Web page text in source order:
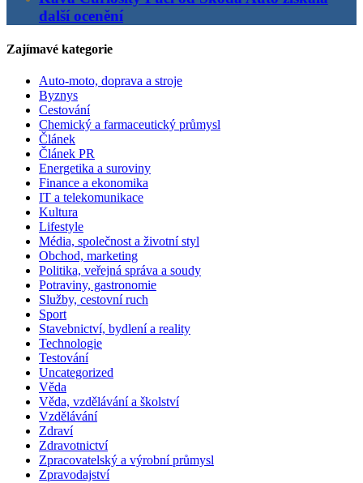
další ocenění
Zajímavé kategorie
Auto-moto, doprava a stroje
Byznys
Cestování
Chemický a farmaceutický průmysl
Článek
Článek PR
Energetika a suroviny
Finance a ekonomika
IT a telekomunikace
Kultura
Lifestyle
Média, společnost a životní styl
Obchod, marketing
Politika, veřejná správa a soudy
Potraviny, gastronomie
Služby, cestovní ruch
Sport
Stavebnictví, bydlení a reality
Technologie
Testování
Uncategorized
Věda
Věda, vzdělávání a školství
Vzdělávání
Zdraví
Zdravotnictví
Zpracovatelský a výrobní průmysl
Zpravodajství